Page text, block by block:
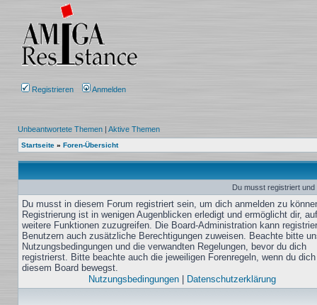
Registrieren Anmelden
Unbeantwortete Themen | Aktive Themen
Startseite » Foren-Übersicht
Du musst registriert
Du musst in diesem Forum registriert sein, um dich anmelden zu
Registrierung ist in wenigen Augenblicken erledigt und ermöglicht dir, auf
weitere Funktionen zuzugreifen. Die Board-Administration kann
Benutzern auch zusätzliche Berechtigungen zuweisen. Beachte bitte
Nutzungsbedingungen und die verwandten Regelungen, bevor du dich
registrierst. Bitte beachte auch die jeweiligen Forenregeln, wenn du
diesem Board bewegst.
Nutzungsbedingungen
Datenschutzerklärung